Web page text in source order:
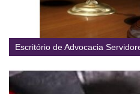
Escritório de Advocacia